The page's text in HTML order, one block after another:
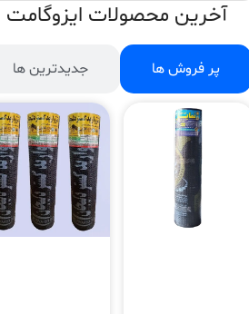
آخرین محصولات ایزوگامت
پر فروش ها جدیدترین ها